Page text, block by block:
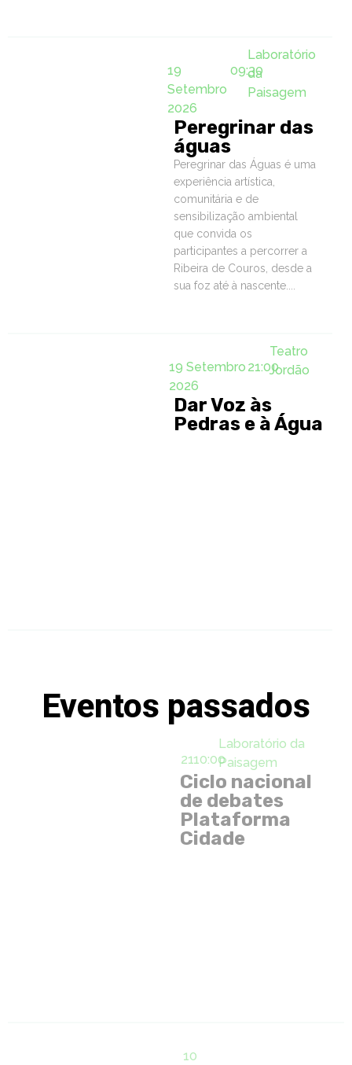
19
Setembro
2026
09:30
Laboratório
da
Paisagem
Peregrinar das
águas
Peregrinar das Águas é uma
experiência artística,
comunitária e de
sensibilização ambiental
que convida os
participantes a percorrer a
Ribeira de Couros, desde a
sua foz até à nascente....
19 Setembro
2026
21:00
Teatro
Jordão
Dar Voz às
Pedras e à Água
Eventos passados
2110:00
Laboratório da
Paisagem
Ciclo nacional
de debates
Plataforma
Cidade
10